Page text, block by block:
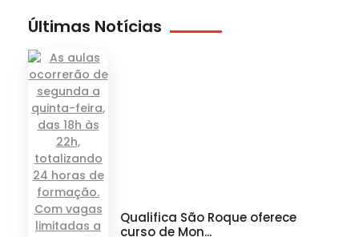
Últimas Notícias
Qualifica São Roque oferece
curso de Mon...